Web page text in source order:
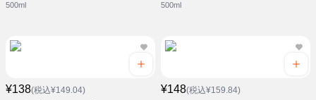
500ml 500ml
¥138(税込¥149.04) ¥148(税込¥159.84)